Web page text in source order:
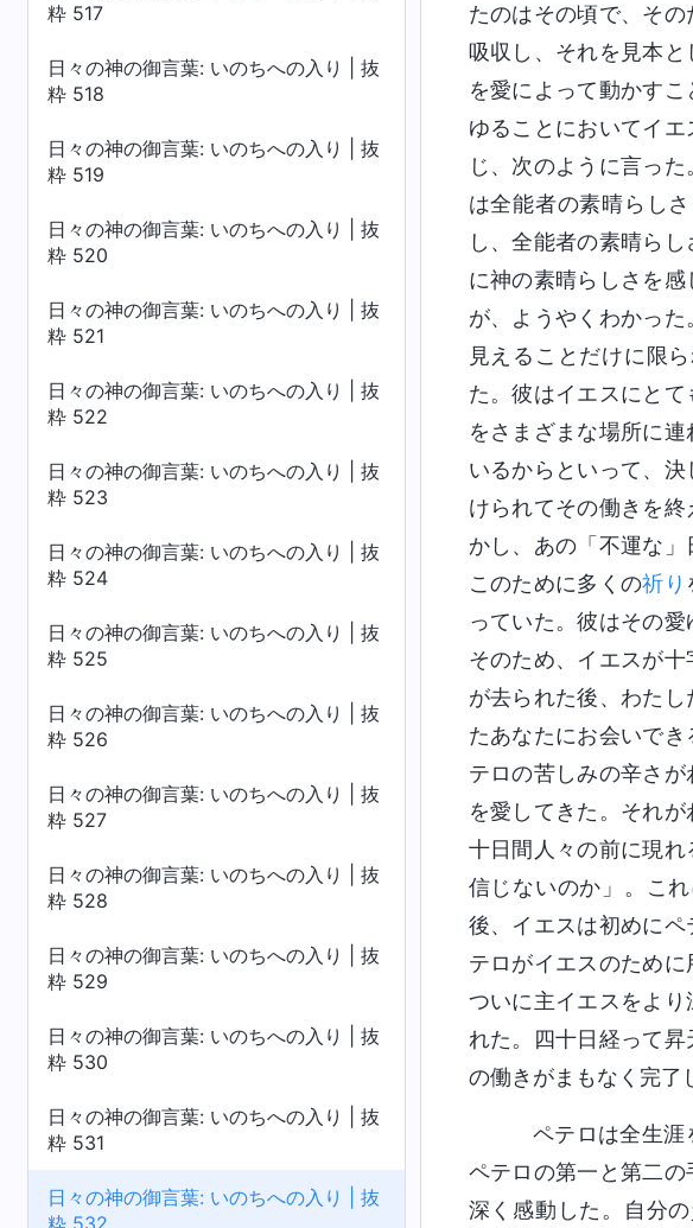
粋 517
日々の神の御言葉: いのちへの入り | 抜
粋 518
日々の神の御言葉: いのちへの入り | 抜
粋 519
日々の神の御言葉: いのちへの入り | 抜
粋 520
日々の神の御言葉: いのちへの入り | 抜
粋 521
日々の神の御言葉: いのちへの入り | 抜
粋 522
日々の神の御言葉: いのちへの入り | 抜
粋 523
日々の神の御言葉: いのちへの入り | 抜
粋 524
日々の神の御言葉: いのちへの入り | 抜
粋 525
日々の神の御言葉: いのちへの入り | 抜
粋 526
日々の神の御言葉: いのちへの入り | 抜
粋 527
日々の神の御言葉: いのちへの入り | 抜
粋 528
日々の神の御言葉: いのちへの入り | 抜
粋 529
日々の神の御言葉: いのちへの入り | 抜
粋 530
日々の神の御言葉: いのちへの入り | 抜
粋 531
日々の神の御言葉: いのちへの入り | 抜
粋 532
たのはその頃で、そ
吸収し、それを見本
を愛によって動かす
ゆることにおいてイ
じ、次のように言っ
は全能者の素晴らし
し、全能者の素晴ら
に神の素晴らしさを
が、ようやくわかっ
見えることだけに限
た。彼はイエスにと
をさまざまな場所に
いるからといって、
けられてその働きを
かし、あの「不運な
このために多くの祈り
っていた。彼はその
そのため、イエスが
が去られた後、わた
たあなたにお会いで
テロの苦しみの辛さ
を愛してきた。それ
十日間人々の前に現
信じないのか」。こ
後、イエスは初めに
テロがイエスのため
ついに主イエスをよ
れた。四十日経って
の働きがまもなく完了
ペテロは全生涯
ペテロの第一と第二
深く感動した。自分